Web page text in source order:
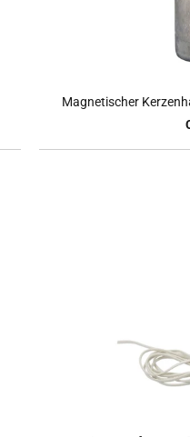
Magnetischer